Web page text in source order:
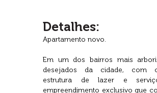
Detalhes:
Apartamento novo.
Em um dos bairros mais
desejados da cidade, com
estrutura de lazer e
empreendimento exclusivo que